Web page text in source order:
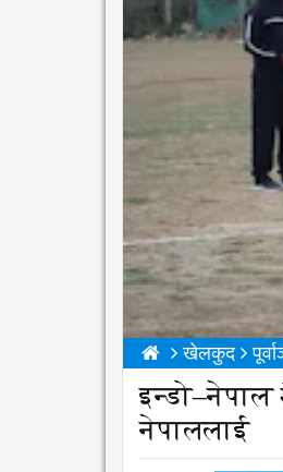
खेलकुद
इन्डो–नेपाल
नेपाललाई